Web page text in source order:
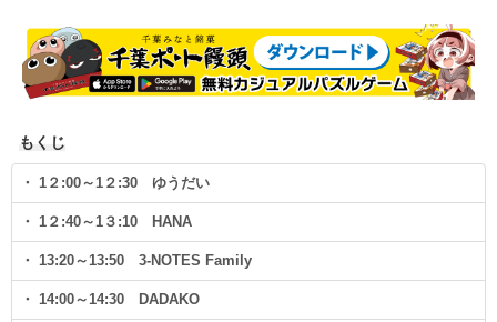
もくじ
・ 1２:00～1２:30 ゆうだい
・ 1２:40～1３:10 HANA
・ 13:20～13:50 3-NOTES Family
・ 14:00～14:30 DADAKO